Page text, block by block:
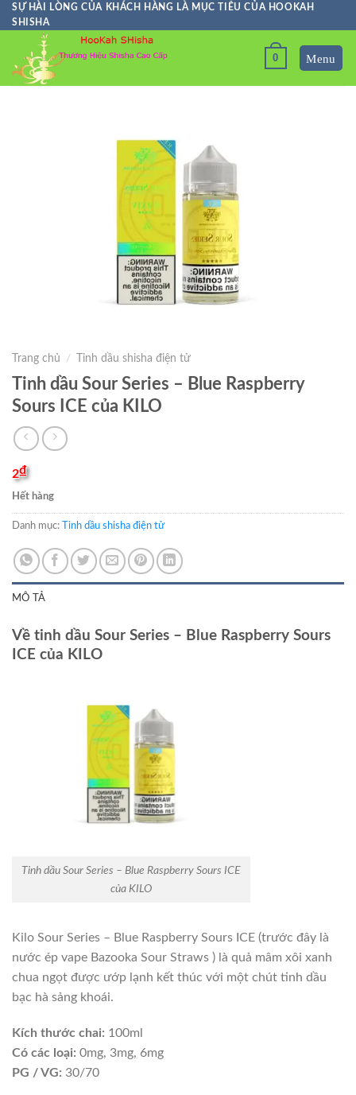
Skip
to
content
SỰ HÀI LÒNG CỦA KHÁCH HÀNG LÀ MỤC TIÊU CỦA HOOKAH
SHISHA
0
Trang chủ / Tinh dầu shisha điện tử
Tinh dầu Sour Series – Blue Raspberry
Sours ICE của KILO
2₫
Hết hàng
Danh mục: Tinh dầu shisha điện tử
MÔ TẢ
Về tinh dầu Sour Series – Blue Raspberry Sours
ICE của KILO
Tinh dầu Sour Series – Blue Raspberry Sours ICE
của KILO
Kilo Sour Series – Blue Raspberry Sours ICE (trước đây là
nước ép vape Bazooka Sour Straws ) là quả mâm xôi xanh
chua ngọt được ướp lạnh kết thúc với một chút tinh dầu
bạc hà sảng khoái.
Kích thước chai: 100ml
Có các loại: 0mg, 3mg, 6mg
PG / VG: 30/70